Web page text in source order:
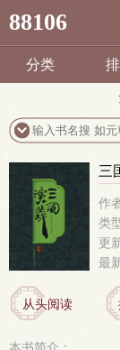
88106
分类
三
作
类
更
最
分
从头阅读